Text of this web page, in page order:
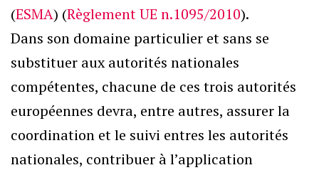
(ESMA) (Règlement UE n.1095/2010).
Dans son domaine particulier et sans se
substituer aux autorités nationales
compétentes, chacune de ces trois autorités
européennes devra, entre autres, assurer la
coordination et le suivi entres les autorités
nationales, contribuer à l’application